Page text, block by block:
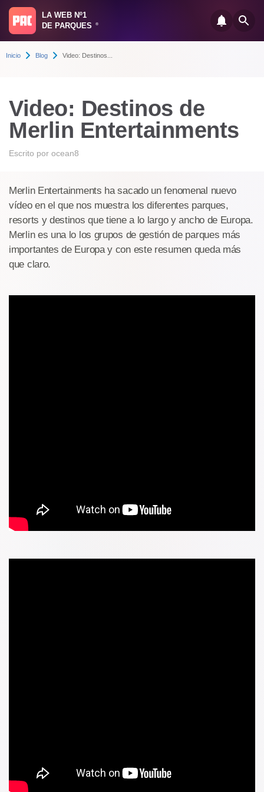
LA WEB Nº1
DE PARQUES
®
Inicio Blog Video: Destinos...
Video: Destinos de
Merlin Entertainments
Escrito por ocean8
Merlin Entertainments ha sacado un fenomenal nuevo
vídeo en el que nos muestra los diferentes parques,
resorts y destinos que tiene a lo largo y ancho de Europa.
Merlin es una lo los grupos de gestión de parques más
importantes de Europa y con este resumen queda más
que claro.